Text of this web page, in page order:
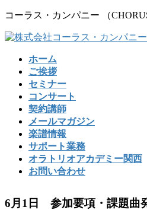
コ
テ
ナ
ゲ
コーラス・カンパニー （
ホーム
ご挨拶
セミナー
コンサート
契約講師
メールマガジン
楽譜情報
サポート業務
オラトリオアカデミー関西
お問い合わせ
6月1日 参加要項・課題曲